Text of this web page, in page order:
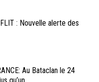
: Nouvelle alerte des
Au Bataclan le 24